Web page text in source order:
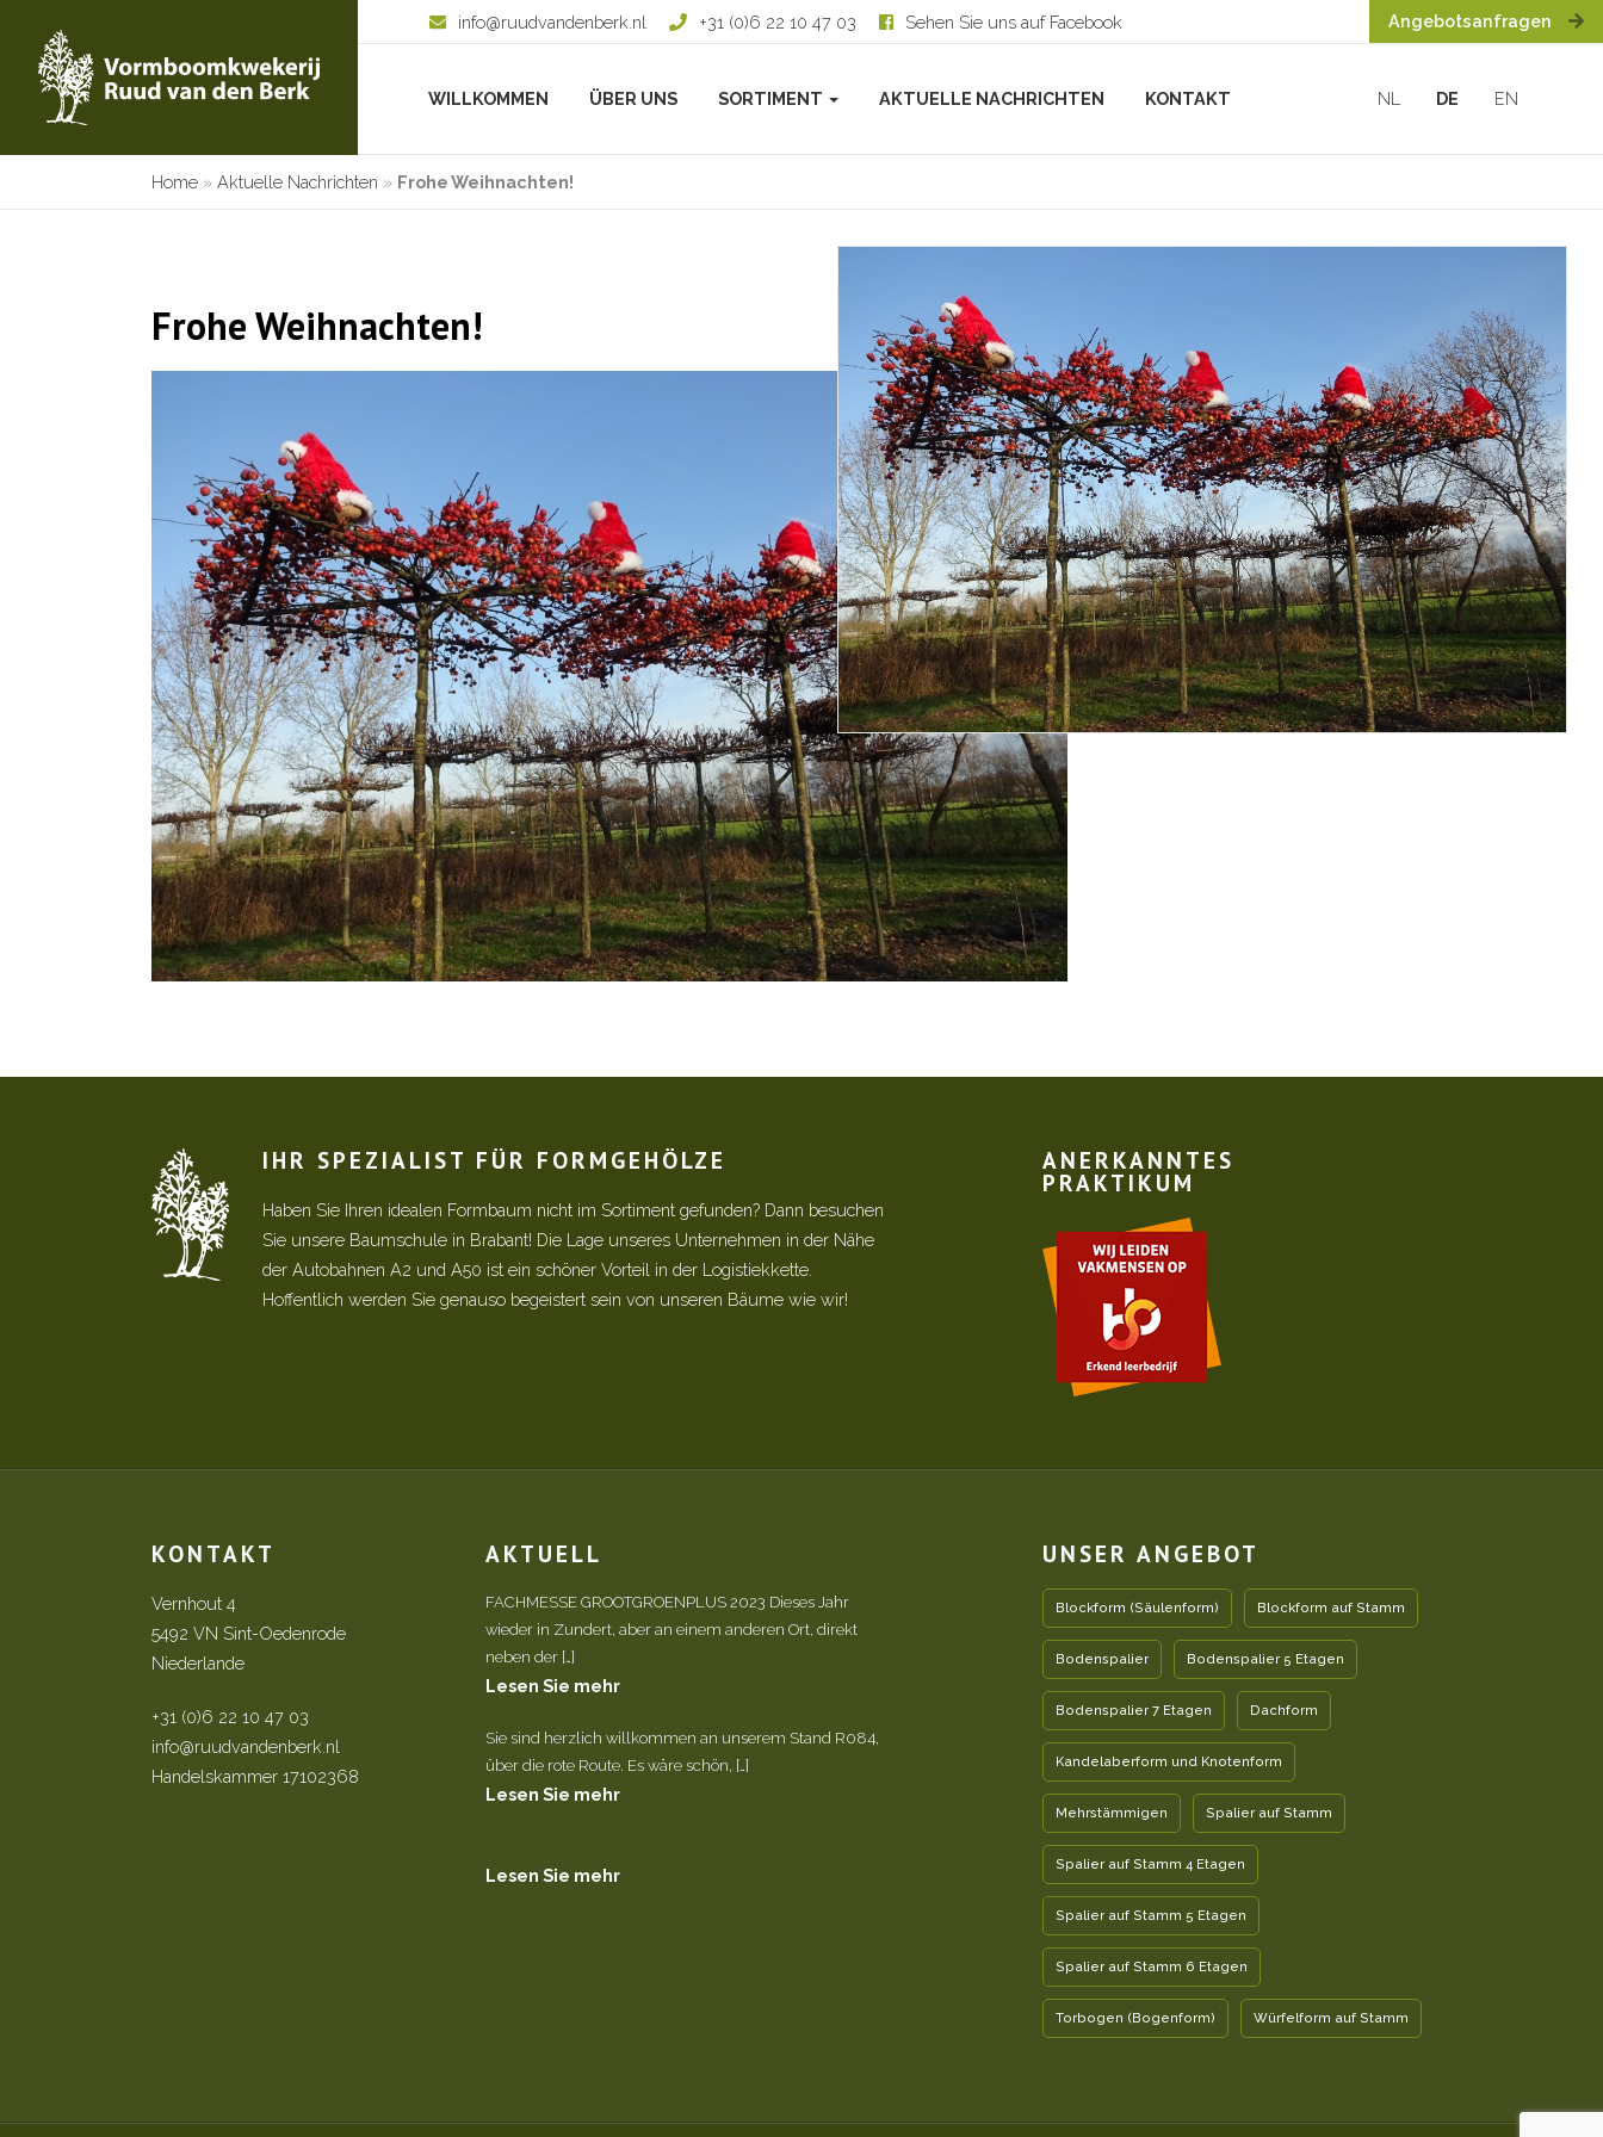
info@ruudvandenberk.nl +31 (0)6 22 10 47 03 Sehen Sie uns auf Facebook Angebotsanfragen
WILLKOMMEN ÜBER UNS SORTIMENT AKTUELLE NACHRICHTEN KONTAKT NL DE EN
Home » Aktuelle Nachrichten » Frohe Weihnachten!
Frohe Weihnachten!
IHR SPEZIALIST FÜR FORMGEHÖLZE
Haben Sie Ihren idealen Formbaum nicht im Sortiment gefunden? Dann besuchen
Sie unsere Baumschule in Brabant! Die Lage unseres Unternehmen in der Nähe
der Autobahnen A2 und A50 ist ein schöner Vorteil in der Logistiekkette.
Hoffentlich werden Sie genauso begeistert sein von unseren Bäume wie wir!
ANERKANNTES
PRAKTIKUM
KONTAKT
Vernhout 4
5492 VN Sint-Oedenrode
Niederlande
+31 (0)6 22 10 47 03
info@ruudvandenberk.nl
Handelskammer 17102368
AKTUELL
FACHMESSE GROOTGROENPLUS 2023 Dieses Jahr
wieder in Zundert, aber an einem anderen Ort, direkt
neben der […]
Lesen Sie mehr
Sie sind herzlich willkommen an unserem Stand R084,
über die rote Route. Es wäre schön, […]
Lesen Sie mehr
Lesen Sie mehr
UNSER ANGEBOT
Blockform (Säulenform) Blockform auf Stamm
Bodenspalier Bodenspalier 5 Etagen
Bodenspalier 7 Etagen Dachform
Kandelaberform und Knotenform
Mehrstämmigen Spalier auf Stamm
Spalier auf Stamm 4 Etagen
Spalier auf Stamm 5 Etagen
Spalier auf Stamm 6 Etagen
Torbogen (Bogenform) Würfelform auf Stamm